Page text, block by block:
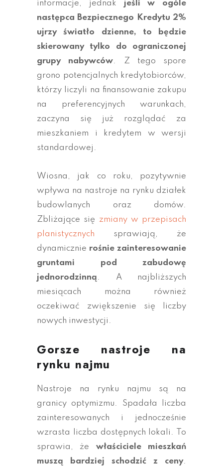
informacje, jednak jeśli w ogóle
następca Bezpiecznego Kredytu 2%
ujrzy światło dzienne, to będzie
skierowany tylko do ograniczonej
grupy nabywców. Z tego spore
grono potencjalnych kredytobiorców,
którzy liczyli na finansowanie zakupu
na preferencyjnych warunkach,
zaczyna się już rozglądać za
mieszkaniem i kredytem w wersji
standardowej.
Wiosna, jak co roku, pozytywnie
wpływa na nastroje na rynku działek
budowlanych oraz domów.
Zbliżające się zmiany w przepisach
planistycznych sprawiają, że
dynamicznie rośnie zainteresowanie
gruntami pod zabudowę
jednorodzinną. A najbliższych
miesiącach można również
oczekiwać zwiększenie się liczby
nowych inwestycji.
Gorsze nastroje na
rynku najmu
Nastroje na rynku najmu są na
granicy optymizmu. Spadała liczba
zainteresowanych i jednocześnie
wzrasta liczba dostępnych lokali. To
sprawia, że właściciele mieszkań
muszą bardziej schodzić z ceny.